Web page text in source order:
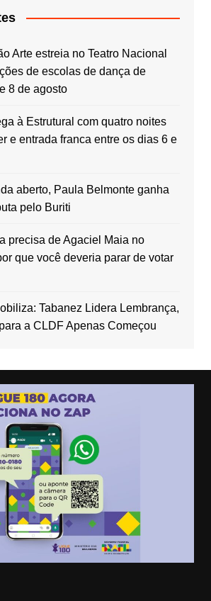
Arte estreia no Teatro Nacional
de escolas de dança de
8 de agosto
à Estrutural com quatro noites
e entrada franca entre os dias 6 e
aberto, Paula Belmonte ganha
pelo Buriti
precisa de Agaciel Maia no
que você deveria parar de votar
Tabanez Lidera Lembrança,
a CLDF Apenas Começou